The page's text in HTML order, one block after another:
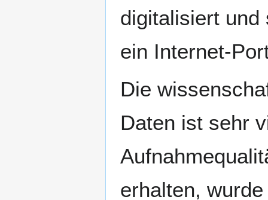
digitalisiert und
ein Internet-
Die
Daten ist sehr
erhalten,